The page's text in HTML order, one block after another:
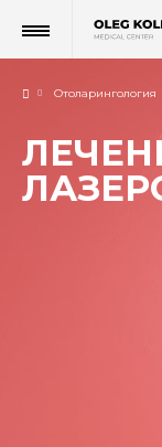
Отоларингология